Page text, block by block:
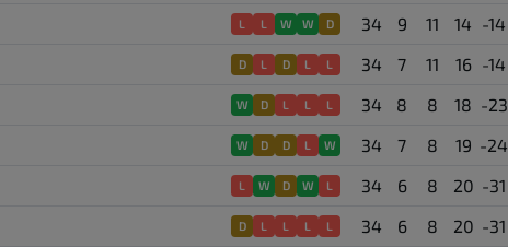
L L W W D 34 9 11 14 -14
D L D L L 34 7 11 16 -14
W D L L L 34 8 8 18 -23
W D D L W 34 7 8 19 -24
L W D W L 34 6 8 20 -31
D L L L L 34 6 8 20 -31